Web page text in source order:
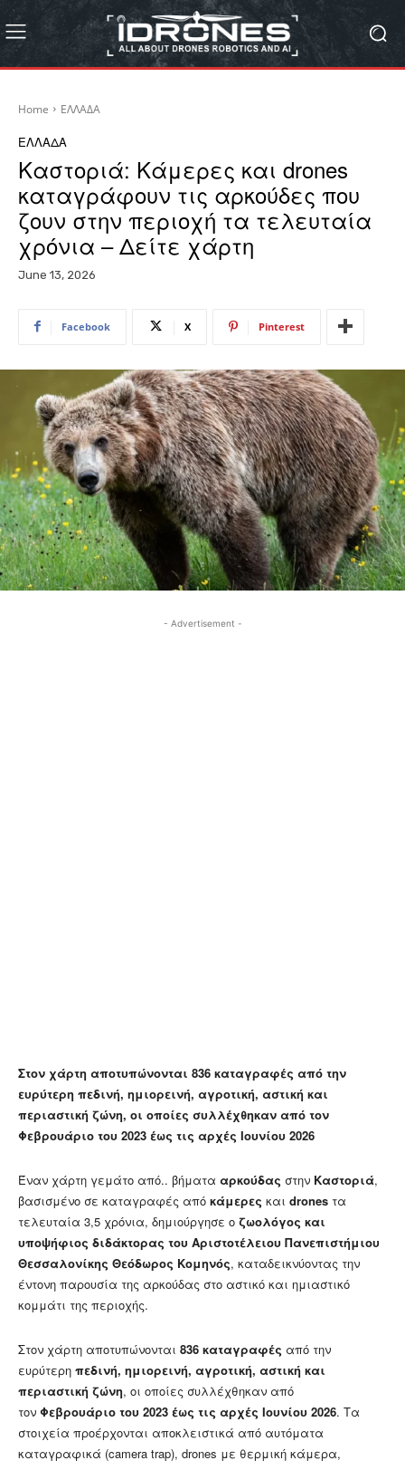
Home ΕΛΛΑΔΑ
ΕΛΛΑΔΑ
Καστοριά: Κάμερες και drones
καταγράφουν τις αρκούδες που
ζουν στην περιοχή τα τελευταία
χρόνια – Δείτε χάρτη
June 13, 2026
Facebook X Pinterest
- Advertisement -
Στον χάρτη αποτυπώνονται 836 καταγραφές από την
ευρύτερη πεδινή, ημιορεινή, αγροτική, αστική και
περιαστική ζώνη, οι οποίες συλλέχθηκαν από τον
Φεβρουάριο του 2023 έως τις αρχές Ιουνίου 2026
Έναν χάρτη γεμάτο από.. βήματα αρκούδας στην Καστοριά,
βασισμένο σε καταγραφές από κάμερες και drones τα
τελευταία 3,5 χρόνια, δημιούργησε ο ζωολόγος και
υποψήφιος διδάκτορας του Αριστοτέλειου Πανεπιστήμιου
Θεσσαλονίκης Θεόδωρος Κομηνός, καταδεικνύοντας την
έντονη παρουσία της αρκούδας στο αστικό και ημιαστικό
κομμάτι της περιοχής.
Στον χάρτη αποτυπώνονται 836 καταγραφές από την
ευρύτερη πεδινή, ημιορεινή, αγροτική, αστική και
περιαστική ζώνη, οι οποίες συλλέχθηκαν από
τον Φεβρουάριο του 2023 έως τις αρχές Ιουνίου 2026. Τα
στοιχεία προέρχονται αποκλειστικά από αυτόματα
καταγραφικά (camera trap), drones με θερμική κάμερα,